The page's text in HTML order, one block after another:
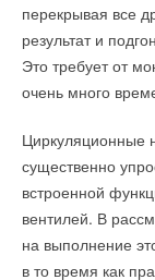
перекрывая все
результат и
Это требует от
очень много
Циркуляционные
существенно
встроенной
вентилей. В
на выполнение
в то время как